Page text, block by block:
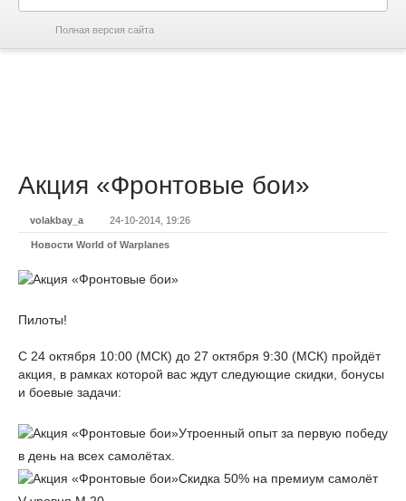
Полная версия сайта
Акция «Фронтовые бои»
volakbay_a 24-10-2014, 19:26
Новости World of Warplanes
Пилоты!
С 24 октября 10:00 (МСК) до 27 октября 9:30 (МСК) пройдёт
акция, в рамках которой вас ждут следующие скидки, бонусы
и боевые задачи:
Утроенный опыт за первую победу
в день на всех самолётах.
Скидка 50% на премиум самолёт